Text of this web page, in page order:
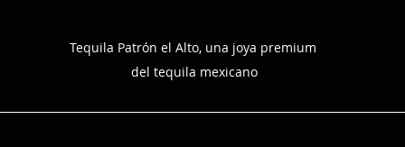
Tequila Patrón el Alto, una joya premium
del tequila mexicano